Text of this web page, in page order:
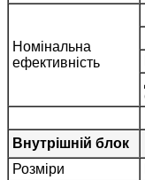
Номінальна
ефективність
Внутрішній блок
Розміри